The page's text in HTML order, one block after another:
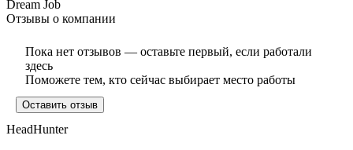
Dream Job
Отзывы о компании
Пока нет отзывов — оставьте первый, если работали
здесь
Поможете тем, кто сейчас выбирает место работы
Оставить отзыв
HeadHunter